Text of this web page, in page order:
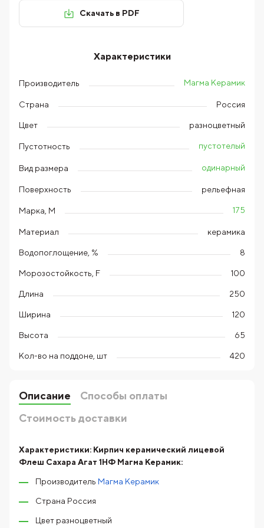
Скачать в PDF
Характеристики
Производитель Магма Керамик
Страна Россия
Цвет разноцветный
Пустотность пустотелый
Вид размера одинарный
Поверхность рельефная
Марка, М 175
Материал керамика
Водопоглощение, % 8
Морозостойкость, F 100
Длина 250
Ширина 120
Высота 65
Кол-во на поддоне, шт 420
Описание
Способы оплаты
Стоимость доставки
Характеристики: Кирпич керамический лицевой
Флеш Сахара Агат 1НФ Магма Керамик:
Производитель Магма Керамик
Страна Россия
Цвет разноцветный